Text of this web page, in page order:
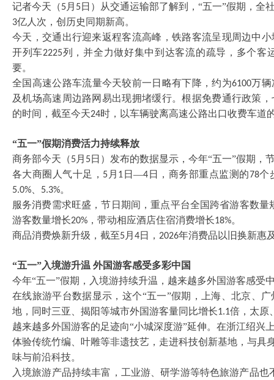
记者今天（5月 5日）从交通运输部了解到，“五一”假期，全
3亿人次，创历史同期新高。
今天，交通出行迎来返程客流高峰，铁路客流呈现周边中
开列车2225列，并全力做好集中到达客流的疏导，多个客
要。
全国高速公路车流量今天较前一日略有下降，约为6100万辆
及机场高速周边路网易出现拥堵缓行。根据免费通行政策
的时间，截至今天24时，以车辆驶离高速公路出口收费车道
“五一”假期消费活力持续释放
商务部今天（5月 5日）发布的数据显示，今年“五一”假期，
各大商圈人气十足， 5 月 1 日—4 日，商务部重点监测的 78个
5.0% 5.3%。
服务消费需求旺盛，节日期间，重点平台全国跨省游客数量
游客数量增长20% ，带动相应酒店住宿消费增长18%。
商品消费焕新升级，截至5月 4日， 2026年消费品以旧换新惠
“五一”入境游升温 外国游客感受多彩中国
今年“五一”假期，入境游持续升温，越来越多外国游客感受
在线旅游平台数据显示，这个“五一”假期，上海、北京、
地，同时三亚、揭阳等城市外国游客量同比增长1.1倍，太原
越来越多外国游客的足迹向“小城深度游”延伸。在浙江绍兴
体验传统竹编、叶雕等非遗技艺，走进科技创新基地，与具
味与前沿科技。
入境旅游产品持续丰富，工业游、研学游等特色旅游产品